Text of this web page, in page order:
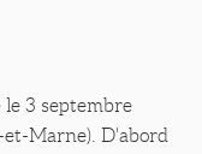
3 septembre
Marne). D'abord